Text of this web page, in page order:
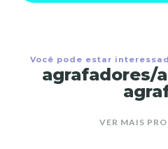
Você pode estar
agrafadores/
VER MAIS